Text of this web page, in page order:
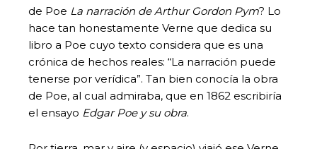
de Poe La narración de Arthur Gordon Pym? Lo
hace tan honestamente Verne que dedica su
libro a Poe cuyo texto considera que es una
crónica de hechos reales: “La narración puede
tenerse por verídica”. Tan bien conocía la obra
de Poe, al cual admiraba, que en 1862 escribiría
el ensayo Edgar Poe y su obra.